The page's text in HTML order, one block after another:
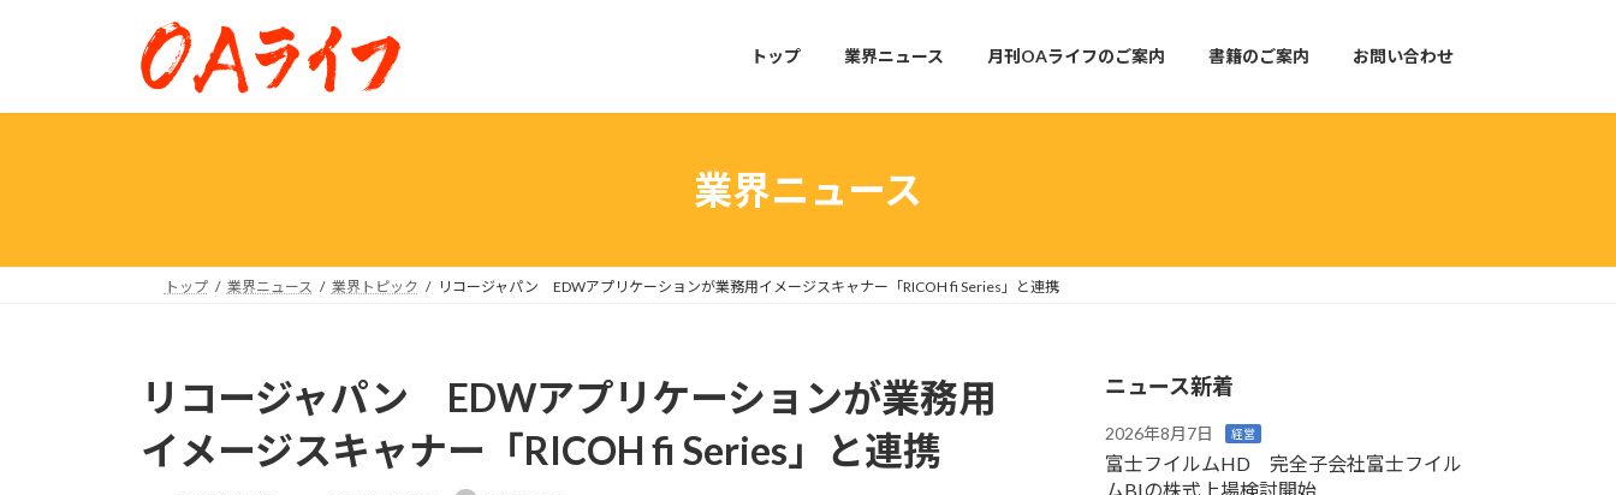
プ
動
トップ 業界ニュース 月刊OAライフのご案内 書籍のご案内 お問い合わせ
業界ニュース
トップ 業界ニュース 業界トピック リコージャパン EDWアプリケーションが業務用イメージスキャナー「RICOH fi Series」と連携
リコージャパン EDWアプリケーションが業務用
イメージスキャナー「RICOH fi Series」と連携
ニュース新着
2026年8月7日 経営
富士フイルムHD 完全子会社富士フイル
ムBIの株式上場検討開始